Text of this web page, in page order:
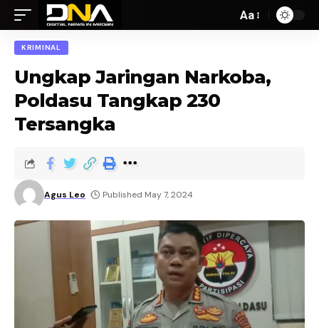
Aa
KRIMINAL
Ungkap Jaringan Narkoba,
Poldasu Tangkap 230
Tersangka
Agus Leo Published May 7, 2024